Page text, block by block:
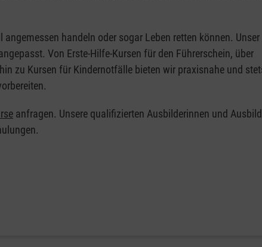
handeln oder sogar Leben retten können. Unser
Von Erste-Hilfe-Kursen für den Führerschein, über
zu Kursen für Kindernotfälle bieten wir praxisnahe und
anfragen. Unsere qualifizierten Ausbilderinnen und